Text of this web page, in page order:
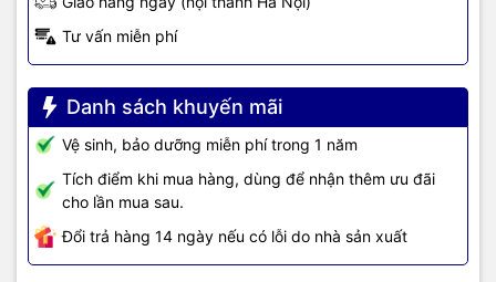
Tư vấn miễn phí
Danh sách khuyến mãi
Vệ sinh, bảo dưỡng miễn phí trong 1 năm
Tích điểm khi mua hàng, dùng để nhận thêm ưu đãi
cho lần mua sau.
Đổi trả hàng 14 ngày nếu có lỗi do nhà sản xuất
Quality of
Service (QoS)
- Class-Based Traffic Policing (CBTP)
- Policy-Based Routing (PBR)
- Class-Based QoS MIB
- Class of Service (CoS)-to-Differentiated
Services Code Point (DSCP) mapping
- Class-Based Weighted Random Early Detection
(CBWRED)
- Network-Based Application Recognition
(NBAR)